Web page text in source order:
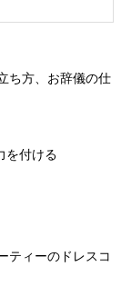
ち方、お辞儀の仕
を付ける
ティーのドレスコ